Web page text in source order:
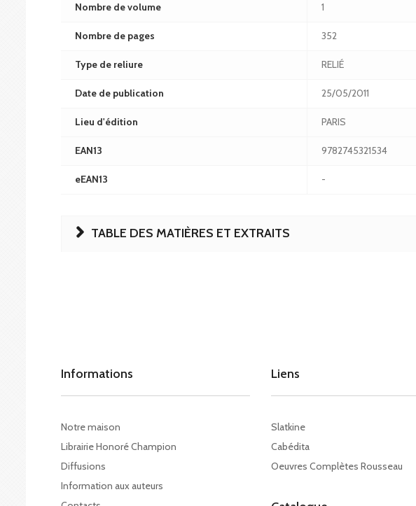
Nombre de volume 1
Nombre de pages 352
Type de reliure RELIÉ
Date de publication 25/05/2011
Lieu d'édition PARIS
EAN13 9782745321534
eEAN13 -
TABLE DES MATIÈRES ET EXTRAITS
Informations
Notre maison
Librairie Honoré Champion
Diffusions
Information aux auteurs
Liens
Slatkine
Cabédita
Oeuvres Complètes Rousseau